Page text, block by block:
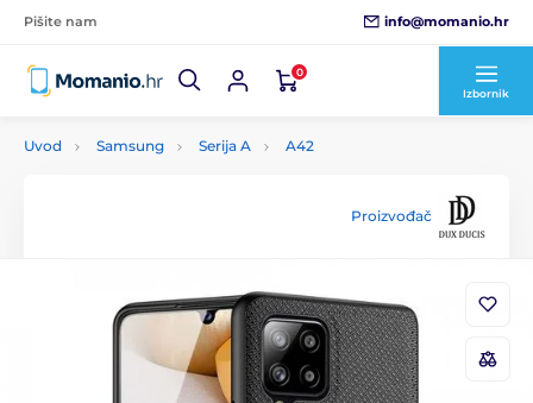
Pišite nam info@momanio.hr
0
Izbornik
Uvod Samsung Serija A A42
Proizvođač